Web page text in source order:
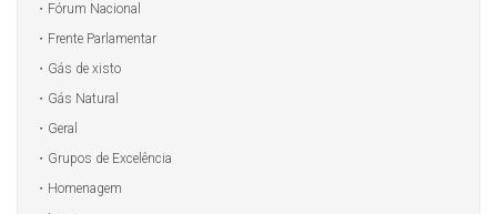
Fórum Nacional
Frente Parlamentar
Gás de xisto
Gás Natural
Geral
Grupos de Excelência
Homenagem